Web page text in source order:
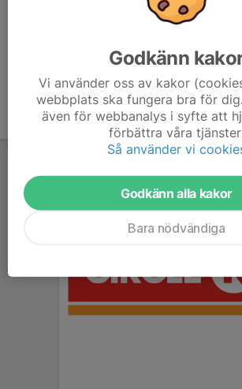
Godkänn
Vi använder oss av kakor
webbplats ska fungera bra för
även för webbanalys i syfte att
förbättra våra
Så använder vi
Godkänn alla kakor
Bara nödvändiga